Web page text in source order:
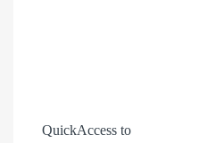
QuickAccess to